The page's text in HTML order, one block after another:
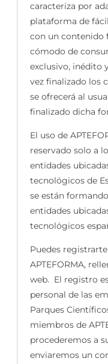
caracteriza por
plataforma de
con un contenido
cómodo de
exclusivo, inédito
vez finalizado los
se ofrecerá al
finalizado dicha
El uso de
reservado solo a
entidades
tecnológicos de
se están
entidades
tecnológicos
Puedes
APTEFORMA,
web. El registro
personal de las
Parques
miembros de
procederemos a
enviaremos un